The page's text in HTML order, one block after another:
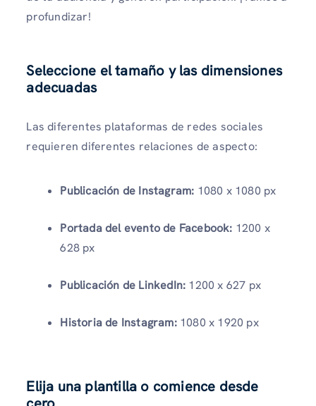
profundizar!
Seleccione el tamaño y las dimensiones
adecuadas
Las diferentes plataformas de redes sociales
requieren diferentes relaciones de aspecto:
Publicación de Instagram: 1080 x 1080 px
Portada del evento de Facebook: 1200 x
628 px
Publicación de LinkedIn: 1200 x 627 px
Historia de Instagram:1080 x 1920 px
Elija una plantilla o comience desde